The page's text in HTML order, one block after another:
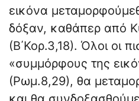
εικόνα
δόξαν, καθάπερ από
(Β΄Κορ.3,18). Όλοι οι
«συμμόρφους της
(Ρωμ.8,29), θα